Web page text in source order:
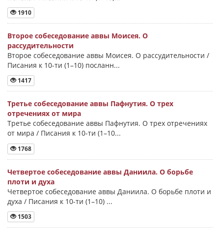
1910
Второе собеседование аввы Моисея. О
рассудительности
Второе собеседование аввы Моисея. О рассудительности /
Писания к 10-ти (1–10) посланн...
1417
Третье собеседование аввы Пафнутия. О трех
отречениях от мира
Третье собеседование аввы Пафнутия. О трех отречениях
от мира / Писания к 10-ти (1–10...
1768
Четвертое собеседование аввы Даниила. О борьбе
плоти и духа
Четвертое собеседование аввы Даниила. О борьбе плоти и
духа / Писания к 10-ти (1–10) ...
1503